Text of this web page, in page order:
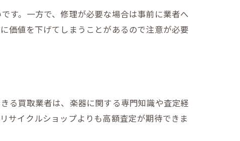
す。一方で、修理が必要な場合は事前に業者へ
価値を下げてしまうことがあるので注意が必要
る買取業者は、楽器に関する専門知識や査定経
サイクルショップよりも高額査定が期待できま